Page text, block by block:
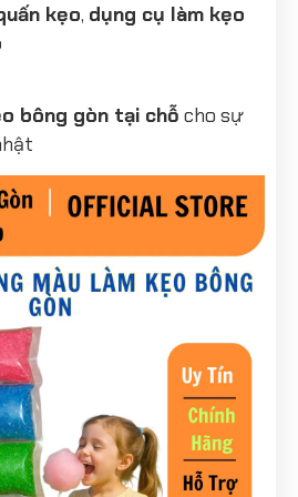
kẹo, dụng cụ làm kẹo
bông gòn tại chỗ cho sự